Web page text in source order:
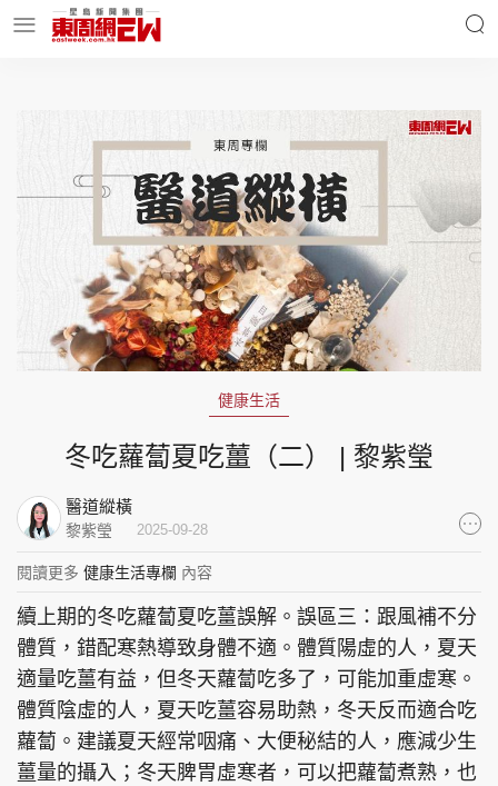
時事財經
東周Ladies 優享生活
東周食玩通 會員活動
集團旗下品牌
東周刊 cazbuyer 東Touch
PCM 電腦廣場 星島頭條 星島日報
健康生活
冬吃蘿蔔夏吃薑（二） | 黎紫瑩
醫道縱橫
黎紫瑩 2025-09-28
閱讀更多 健康生活專欄 內容
續上期的冬吃蘿蔔夏吃薑誤解。誤區三：跟風補不分
體質，錯配寒熱導致身體不適。體質陽虛的人，夏天
適量吃薑有益，但冬天蘿蔔吃多了，可能加重虛寒。
體質陰虛的人，夏天吃薑容易助熱，冬天反而適合吃
蘿蔔。建議夏天經常咽痛、大便秘結的人，應減少生
薑量的攝入；冬天脾胃虛寒者，可以把蘿蔔煮熟，也